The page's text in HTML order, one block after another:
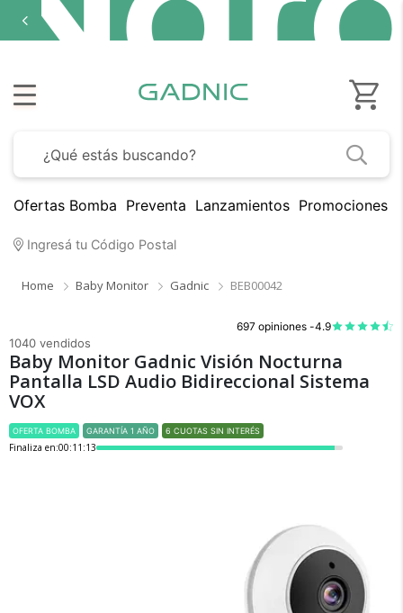
Ofertas Bomba Preventa Lanzamientos Promociones
Ingresá tu Código Postal
Home Baby Monitor Gadnic BEB00042
697 opiniones -4.9
1040 vendidos
Baby Monitor Gadnic Visión Nocturna
Pantalla LSD Audio Bidireccional Sistema
VOX
OFERTA BOMBA GARANTÍA 1 AÑO 6 CUOTAS SIN INTERÉS
Finaliza en:00:11:13